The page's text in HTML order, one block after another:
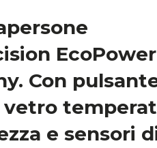
EcoPower
Con
e sensori